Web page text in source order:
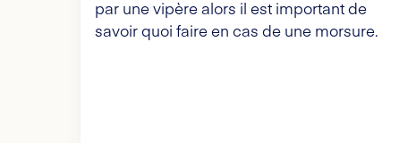
par une vipère alors il est important de
savoir quoi faire en cas de une morsure.